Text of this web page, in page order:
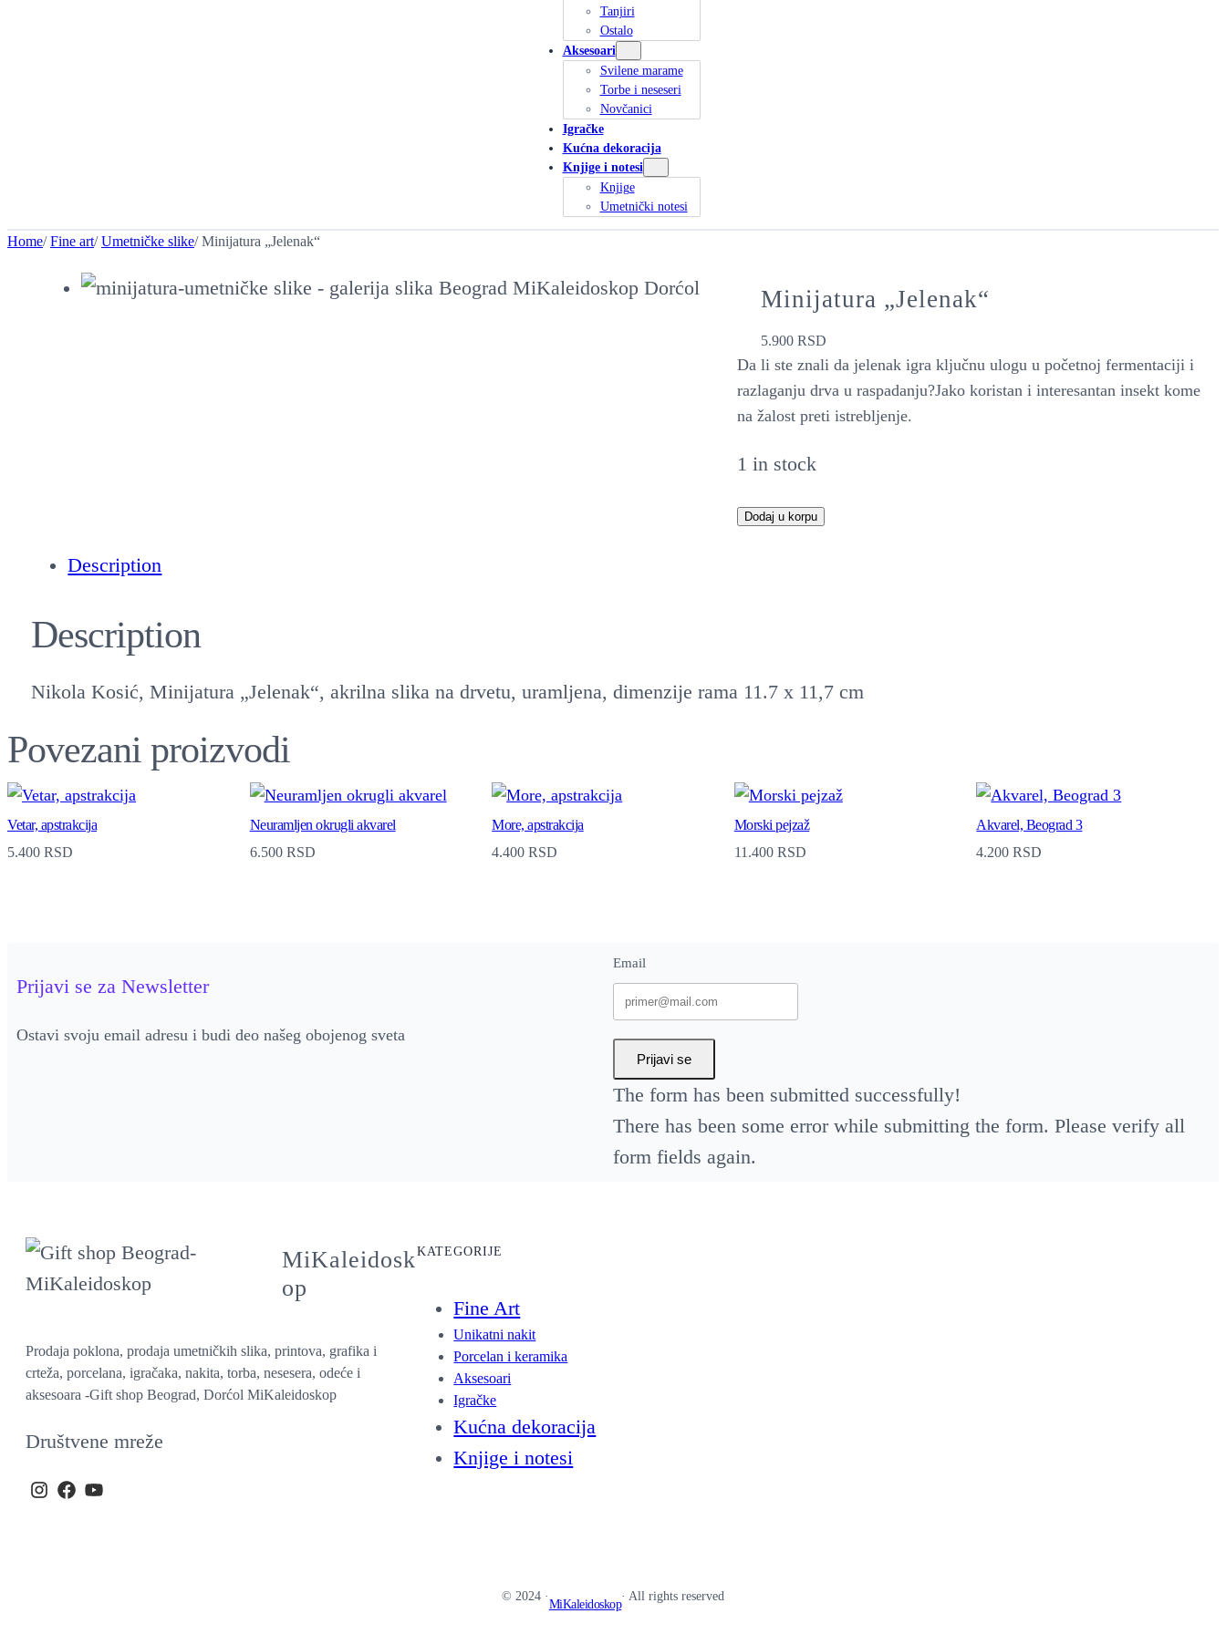
Tanjiri
Ostalo
Aksesoari
Svilene marame
Torbe i neseseri
Novčanici
Igračke
Kućna dekoracija
Knjige i notesi
Knjige
Umetnički notesi
Home/Fine art/Umetničke slike/ Minijatura „Jelenak“
Minijatura „Jelenak“
5.900RSD
Da li ste znali da jelenak igra ključnu ulogu u početnoj fermentaciji i
razlaganju drva u raspadanju?Jako koristan i interesantan insekt kome
na žalost preti istrebljenje.
1 in stock
M
t
a
"
J
n
q
u
a
Dodaj u korpu
Description
Description
Nikola Kosić, Minijatura „Jelenak“, akrilna slika na drvetu, uramljena, dimenzije rama 11.7 x 11,7 cm
Povezani proizvodi
Vetar, apstrakcija
5.400 RSD
Neuramljen okrugli akvarel
6.500 RSD
More, apstrakcija
4.400RSD
Morski pejzaž
11.400 RSD
Akvarel, Beograd 3
4.200RSD
Prijavi se za Newsletter
Ostavi svoju email adresu i budi deo našeg obojenog sveta
Email
Prijavi se
The form has been submitted successfully!
There has been some error while submitting the form. Please verify all
form fields again.
MiKaleidosk
op
Prodaja poklona, prodaja umetničkih slika, printova, grafika i
crteža, porcelana, igračaka, nakita, torba, nesesera, odeće i
aksesoara -Gift shop Beograd, Dorćol MiKaleidoskop
Društvene mreže
KATEGORIJE
Fine Art
Unikatni nakit
Porcelan i keramika
Aksesoari
Igračke
Kućna dekoracija
Knjige i notesi
© 2024 ·
MiKaleidoskop
· All rights reserved